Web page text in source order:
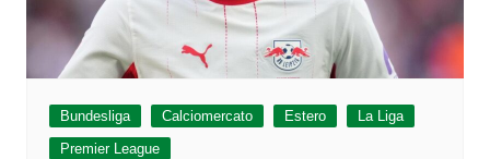
Bundesliga Calciomercato Estero
La Liga
Premier League